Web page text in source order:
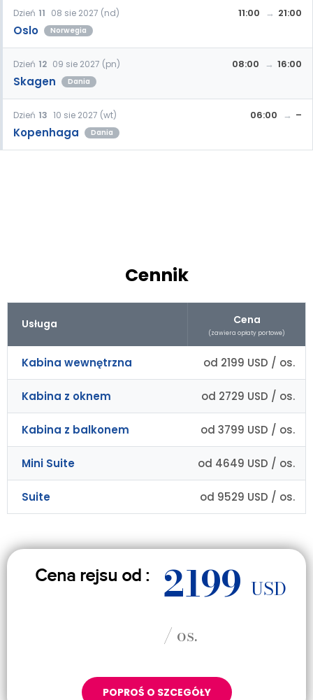
Dzień 11 08 sie 2027 (nd)
Oslo Norwegia
11:00 21:00
Dzień 12 09 sie 2027 (pn)
Skagen Dania
08:00 16:00
Dzień 13 10 sie 2027 (wt)
Kopenhaga Dania
06:00 –
Cennik
Usługa Cena
(zawiera opłaty portowe)
Kabina wewnętrzna od 2199 USD / os.
Kabina z oknem od 2729 USD / os.
Kabina z balkonem od 3799 USD / os.
Mini Suite od 4649 USD / os.
Suite od 9529 USD / os.
Cena rejsu od : 2199 USD
/ os.
POPROŚ O SZCEGÓŁY